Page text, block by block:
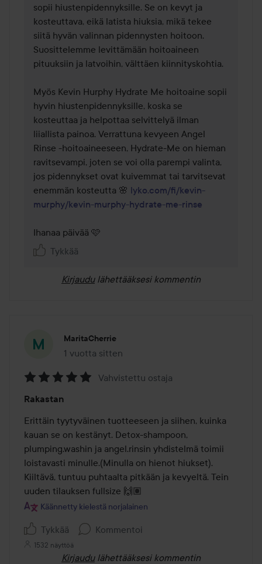
sopii hiustenpidennyksille. Se on kevyt ja
kosteuttava, eikä latista hiuksia, mikä tekee
siitä hyvän valinnan pidennysten hoitoon.
Suosittelemme levittämään hoitoaineen
pituuksiin ja latvoihin, välttäen kiinnityskohtia.
Myös Kevin Hurphy Hydrate Me hoitoaine sopii
hyvin hiustenpidennyksille, koska se
kosteuttaa ja helpottaa selvittelyä ilman
liiallista painoa. Verrattuna kevyeen Angel
Rinse -hoitoaineeseen, Hydrate-Me on hieman
ravitsevampi, joten se voi olla parempi valinta,
jos pidennykset ovat kuivemmat tai tarvitsevat
enemmän kosteutta 🌸 lyko.com/fi/kevin-
murphy/kevin-murphy-hydrate-me-rinse
Ihanaa päivää 🩷
Tykkää
Kirjaudu lähettääksesi kommentin
MaritaCherrie
1 vuotta sitten
Viesti luotiin 1 vuotta sitten
5
/
5
Vahvistettu ostaja
Rakastan
Erittäin tyytyväinen tuotteeseen ja siihen, kuinka
kauan se on kestänyt. Detox-shampoon,
plumping.washin ja angel.rinsin yhdistelmä toimii
loistavasti minulle.(Minulla on hienot hiukset).
Kiiltävä, tuntuu puhtaalta pitkään ja kevyeltä. Tein
uuden tilauksen fullsize 🙌🏽
Käännetty kielestä norjalainen
Tykkää Kommentoi
1532 näyttöä
Kirjaudu lähettääksesi kommentin